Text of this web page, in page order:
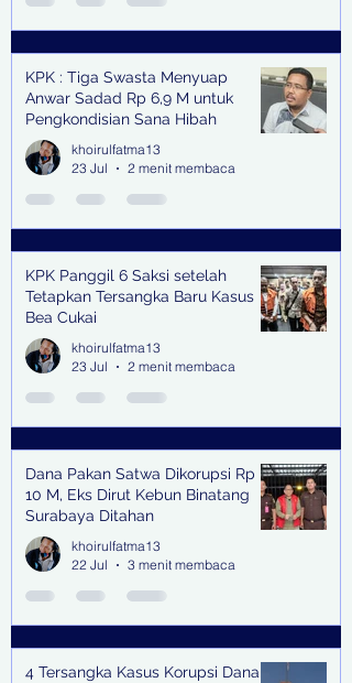
KPK : Tiga Swasta Menyuap
Anwar Sadad Rp 6,9 M untuk
Pengkondisian Sana Hibah
khoirulfatma13
23 Jul
2 menit membaca
KPK Panggil 6 Saksi setelah
Tetapkan Tersangka Baru Kasus
Bea Cukai
khoirulfatma13
23 Jul
2 menit membaca
Dana Pakan Satwa Dikorupsi Rp
10 M, Eks Dirut Kebun Binatang
Surabaya Ditahan
khoirulfatma13
22 Jul
3 menit membaca
4 Tersangka Kasus Korupsi Dana